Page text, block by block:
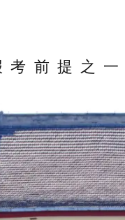
前提之一